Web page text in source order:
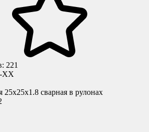
221
ХХ
25х25х1.8 сварная в рулонах